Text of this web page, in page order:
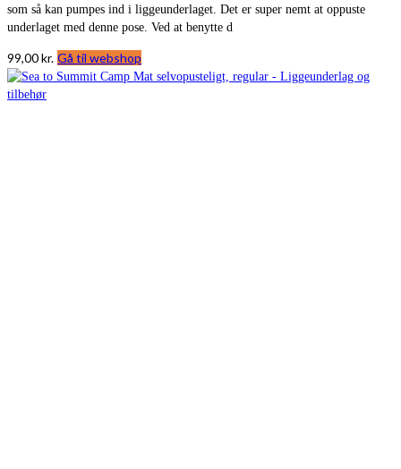
som så kan pumpes ind i liggeunderlaget. Det er super nemt at oppuste
underlaget med denne pose. Ved at benytte d
99,00kr. Gå til webshop